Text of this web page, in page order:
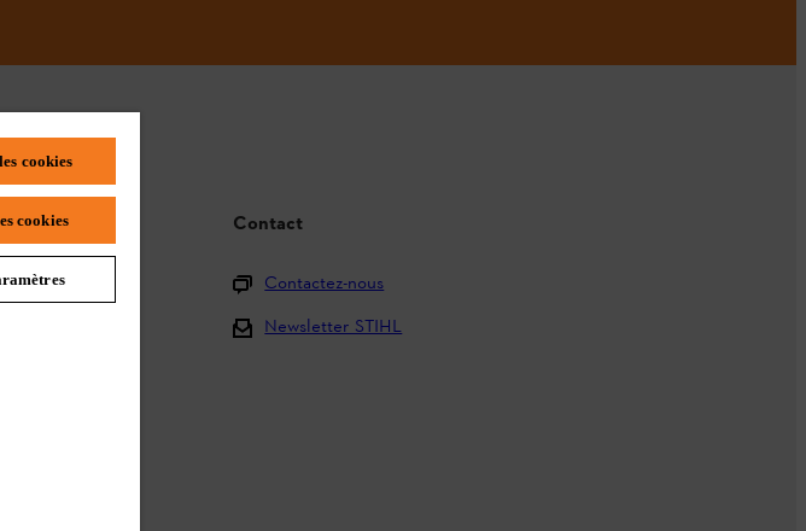
Contact
Contactez-nous
Newsletter STIHL
cookies
cookies